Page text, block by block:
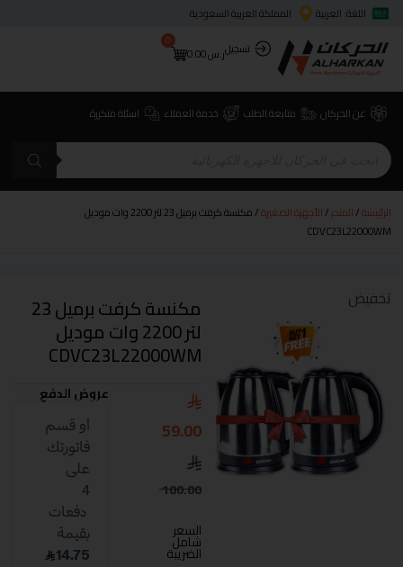
اللغة: العربية
المملكة العربية السعودية
تسجيلر.س0.00
0
عن الحركان متابعة الطلب خدمة العملاء اسئلة متكررة
الرئيسية/المتجر/الأجهزة الصغيرة
/ مكنسة كرفت برميل 23 لتر 2200 وات موديل
CDVC23L22000WM
تخفيض مكنسة كرفت برميل 23
لتر 2200 وات موديل
CDVC23L22000WM
100.00
59.00
السعر
شامل
الضريبة
عروض الدفع